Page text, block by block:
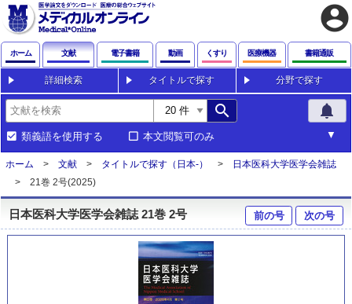
account_circle
ホーム 文献 電子書籍 動画 くすり 医療機器 書籍通販
詳細検索 タイトルで探す 分野で探す
search notifications
類義語を使用する 本文閲覧可のみ
ホーム 文献 タイトルで探す（日本-）
日本医科大学医学会雑誌
21巻 2号(2025)
日本医科大学医学会雑誌 21巻 2号 前の号 次の号